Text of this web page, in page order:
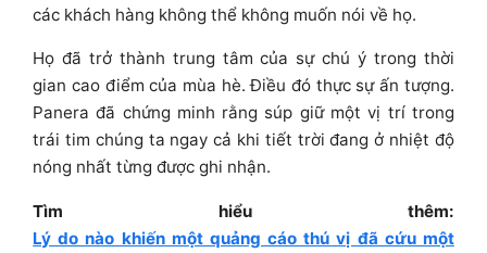
các khách hàng không thể không muốn nói về họ.
Họ đã trở thành trung tâm của sự chú ý trong thời
gian cao điểm của mùa hè. Điều đó thực sự ấn tượng.
Panera đã chứng minh rằng súp giữ một vị trí trong
trái tim chúng ta ngay cả khi tiết trời đang ở nhiệt độ
nóng nhất từng được ghi nhận.
Tìm hiểu thêm:
Lý do nào khiến một quảng cáo thú vị đã cứu một